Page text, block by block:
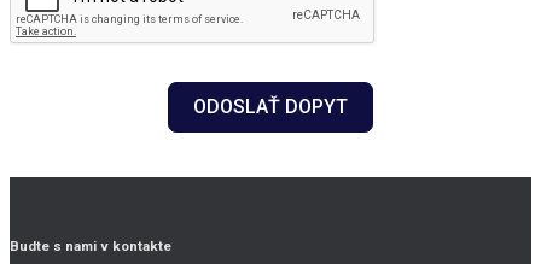
ODOSLAŤ DOPYT
Budte s nami v kontakte